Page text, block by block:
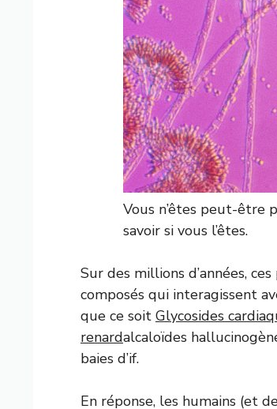
Vous n’êtes peut-être
savoir si vous l’êtes.
Sur des millions d’années,
composés qui interagissent
que ce soit Glycosides
renardalcaloïdes
baies d’if.
En réponse, les humains (et